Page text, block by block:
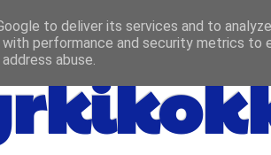
to deliver its services and to
with performance and security metrics to
abuse.